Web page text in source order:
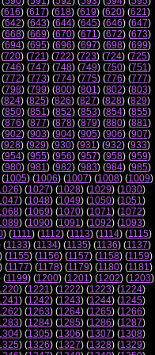
616) (617) (618) (619) (620) (621)
642) (643) (644) (645) (646) (647)
668) (669) (670) (671) (672) (673)
694) (695) (696) (697) (698) (699)
720) (721) (722) (723) (724) (725)
746) (747) (748) (749) (750) (751)
772) (773) (774) (775) (776) (777)
798) (799) (800) (801) (802) (803)
824) (825) (826) (827) (828) (829)
850) (851) (852) (853) (854) (855)
876) (877) (878) (879) (880) (881)
902) (903) (904) (905) (906) (907)
928) (929) (930) (931) (932) (933)
954) (955) (956) (957) (958) (959)
980) (981) (982) (983) (984) (985)
1005) (1006) (1007) (1008) (1009)
) (1027) (1028) (1029) (1030)
) (1048) (1049) (1050) (1051)
) (1069) (1070) (1071) (1072)
) (1090) (1091) (1092) (1093)
) (1111) (1112) (1113) (1114) (1115)
(1133) (1134) (1135) (1136) (1137)
(1155) (1156) (1157) (1158) (1159)
) (1177) (1178) (1179) (1180) (1181)
(1199) (1200) (1201) (1202) (1203)
) (1221) (1222) (1223) (1224)
) (1242) (1243) (1244) (1245)
) (1263) (1264) (1265) (1266)
) (1284) (1285) (1286) (1287)
) (1305) (1306) (1307) (1308)
) (1326) (1327) (1328) (1329)